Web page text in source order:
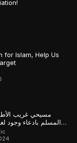
for Islam, Help Us
مسيحي غريب
المسلم بادعاء وجود
لإثبات كتابه لكن